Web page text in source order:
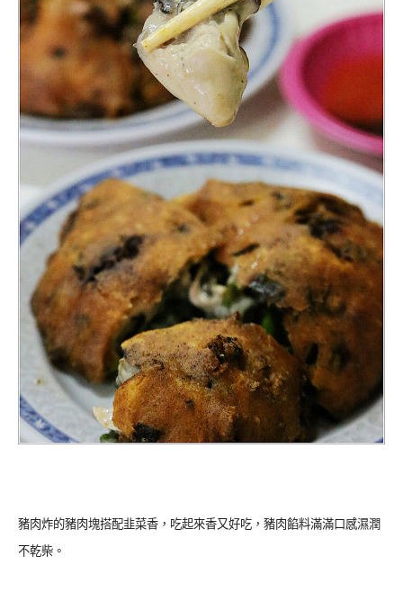
豬肉炸的豬肉塊搭配韭菜香，吃起來香又好吃，豬肉餡料滿滿口感濕潤
不乾柴。